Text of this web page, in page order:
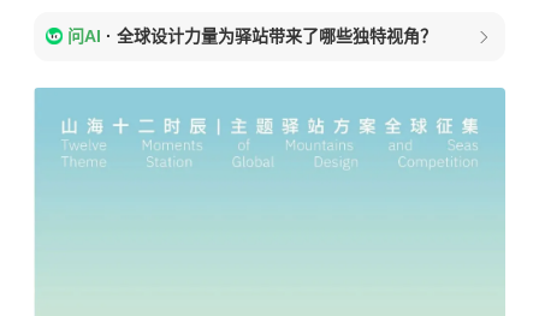
问AI · 全球设计力量为驿站带来了哪些独特视角？